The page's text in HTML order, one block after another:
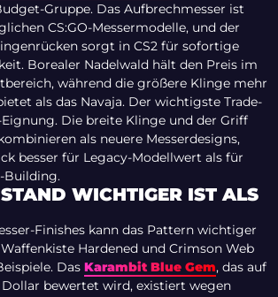
Gruppe. Das Aufbrechmesser ist
CS:GO-Messermodelle, und der
sorgt in CS2 für sofortige
Borealer Nadelwald hält den Preis im
während die größere Klinge mehr
als das Navaja. Der wichtigste Trade-
Die breite Klinge und der Griff
als neuere Messerdesigns,
besser für Legacy-Modellwert als für
Building.
WICHTIGER IST ALS
Finishes kann das Pattern wichtiger
Hardened und Crimson Web
Das Karambit Blue Gem, das auf
bewertet wird, existiert wegen